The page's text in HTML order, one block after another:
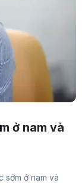
ở nam và
sớm ở nam và